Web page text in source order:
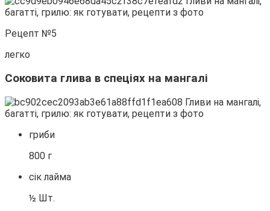
Рецепт №5
легко
Соковита глива в спеціях на мангалі
гриби
800 г
сік лайма
½ Шт.